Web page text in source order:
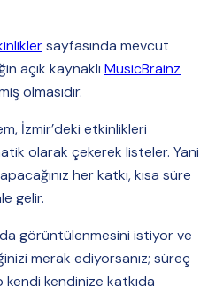
sayfasında mevcut
açık kaynaklı MusicBrainz
olmasıdır.
İzmir’deki etkinlikleri
olarak çekerek listeler. Yani
her katkı, kısa süre
gelir.
görüntülenmesini istiyor ve
merak ediyorsanız; süreç
kendinize katkıda